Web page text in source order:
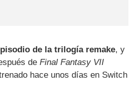
de la trilogía remake, y
deFinal Fantasy VII
hace unos días en Switch